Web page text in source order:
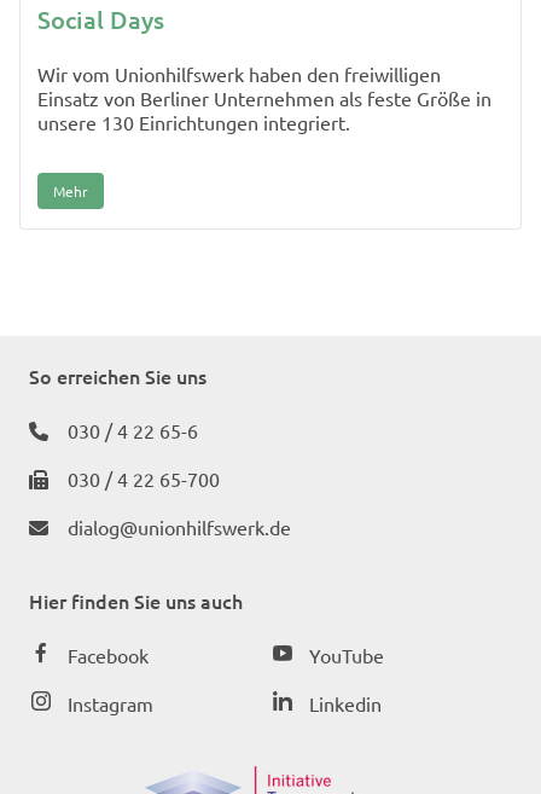
Social Days
Wir vom Unionhilfswerk haben den freiwilligen
Einsatz von Berliner Unternehmen als feste Größe in
unsere 130 Einrichtungen integriert.
Mehr
So erreichen Sie uns
030 / 4 22 65-6
030 / 4 22 65-700
dialog@unionhilfswerk.de
Hier finden Sie uns auch
Facebook
Instagram
YouTube
Linkedin